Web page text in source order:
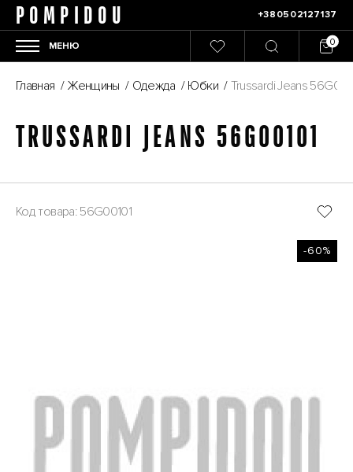
POMPIDOU +380502127137
МЕНЮ
Главная / Женщины / Одежда / Юбки / Trussardi Jeans
TRUSSARDI JEANS 56G00101
Код товара: 56G00101
-60%